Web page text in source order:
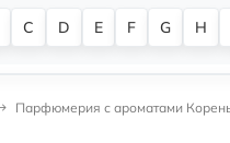
C D E F G H
Парфюмерия с ароматами